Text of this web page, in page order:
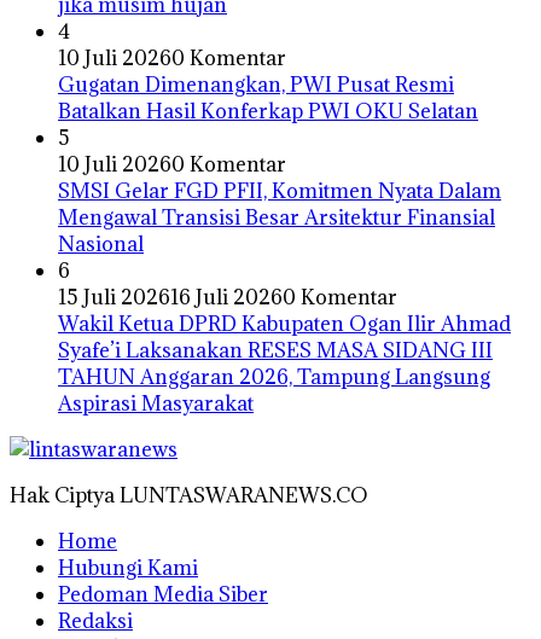
4
10 Juli 20260 Komentar
Gugatan Dimenangkan, PWI Pusat Resmi
Batalkan Hasil Konferkap PWI OKU Selatan
5
10 Juli 20260 Komentar
SMSI Gelar FGD PFII, Komitmen Nyata Dalam
Mengawal Transisi Besar Arsitektur Finansial
Nasional
6
15 Juli 202616 Juli 20260 Komentar
Wakil Ketua DPRD Kabupaten Ogan Ilir Ahmad
Syafe’i Laksanakan RESES MASA SIDANG III
TAHUN Anggaran 2026, Tampung Langsung
Aspirasi Masyarakat
Hak Ciptya LUNTASWARANEWS.CO
Home
Hubungi Kami
Pedoman Media Siber
Redaksi